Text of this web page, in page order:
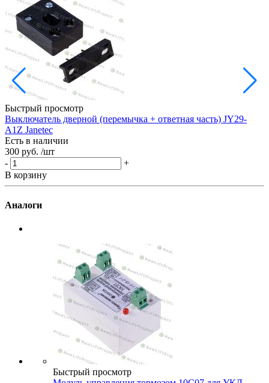
Быстрый просмотр
Выключатель дверной (перемычка + ответная часть) JY29-
A1Z Janetec
Есть в наличии
300 руб. /шт
-
+
В корзину
Аналоги
Быстрый просмотр